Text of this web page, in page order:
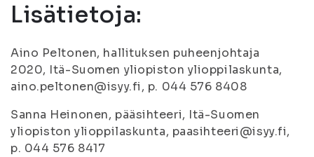
Lisätietoja:
Aino Peltonen, hallituksen puheenjohtaja
2020, Itä-Suomen yliopiston ylioppilaskunta,
aino.peltonen@isyy.fi, p. 044 576 8408
Sanna Heinonen, pääsihteeri, Itä-Suomen
yliopiston ylioppilaskunta, paasihteeri@isyy.fi,
p. 044 576 8417